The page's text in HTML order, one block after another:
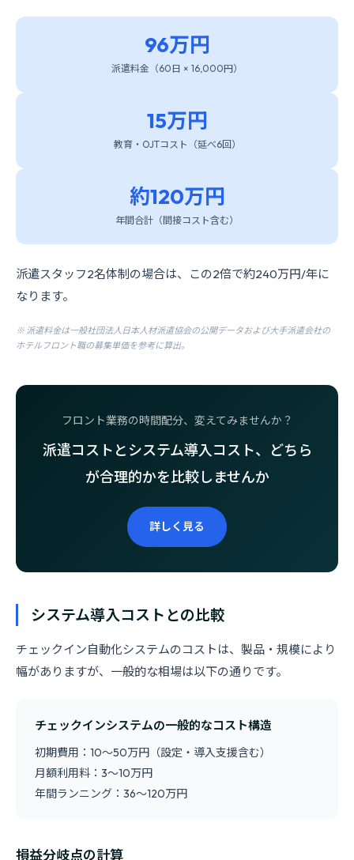
96万円
派遣料金（60日 × 16,000円）
15万円
教育・OJTコスト（延べ6回）
約120万円
年間合計（間接コスト含む）
派遣スタッフ2名体制の場合は、この2倍で約240万円/年に
なります。
※ 派遣料金は一般社団法人日本人材派遣協会の公開データおよび大手派遣会社の
ホテルフロント職の募集単価を参考に算出。
フロント業務の時間配分、変えてみませんか？
派遣コストとシステム導入コスト、どちら
が合理的かを比較しませんか
詳しく見る
システム導入コストとの比較
チェックイン自動化システムのコストは、製品・規模により
幅がありますが、一般的な相場は以下の通りです。
チェックインシステムの一般的なコスト構造
初期費用：10〜50万円（設定・導入支援含む）
月額利用料：3〜10万円
年間ランニング：36〜120万円
損益分岐点の計算